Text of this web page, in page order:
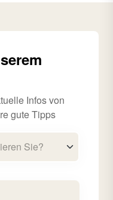
Infos von
gute Tipps
Sie?